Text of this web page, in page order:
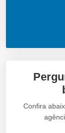
Confira